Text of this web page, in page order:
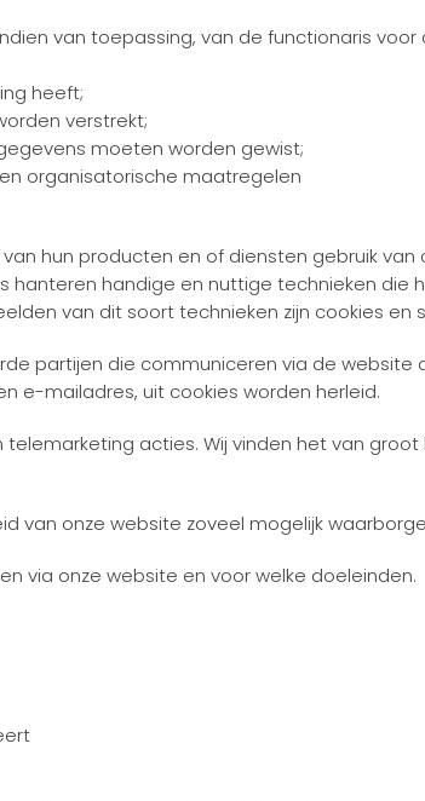
van toepassing, van de functionaris
heeft;
verstrekt;
moeten worden gewist;
organisatorische maatregelen
hun producten en of diensten gebruik
hanteren handige en nuttige technieken die
van dit soort technieken zijn cookies en
partijen die communiceren via de website
e-mailadres, uit cookies worden herleid.
acties. Wij vinden het van
van onze website zoveel mogelijk
via onze website en voor welke doeleinden.